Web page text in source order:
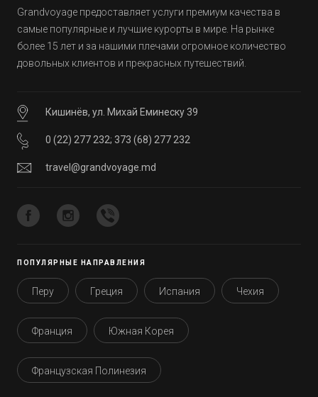
Grandvoyage предоставляет услуги премиум качества в
самые популярные и лучшие курорты в мире. На рынке
более 15 лет и за нашими плечами огромное количество
довольных клиентов и прекрасных путешествий.
Кишинёв, ул. Михай Еминеску 39
0 (22) 277 232; 373 (68) 277 232
travel@grandvoyage.md
ПОПУЛЯРНЫЕ НАПРАВЛЕНИЯ
Перу Греция Испания Чехия
Франция Южная Корея
Французская Полинезия